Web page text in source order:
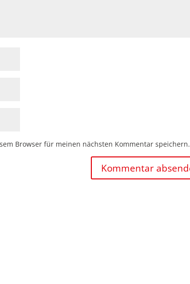
Browser für meinen nächsten Kommentar speichern.